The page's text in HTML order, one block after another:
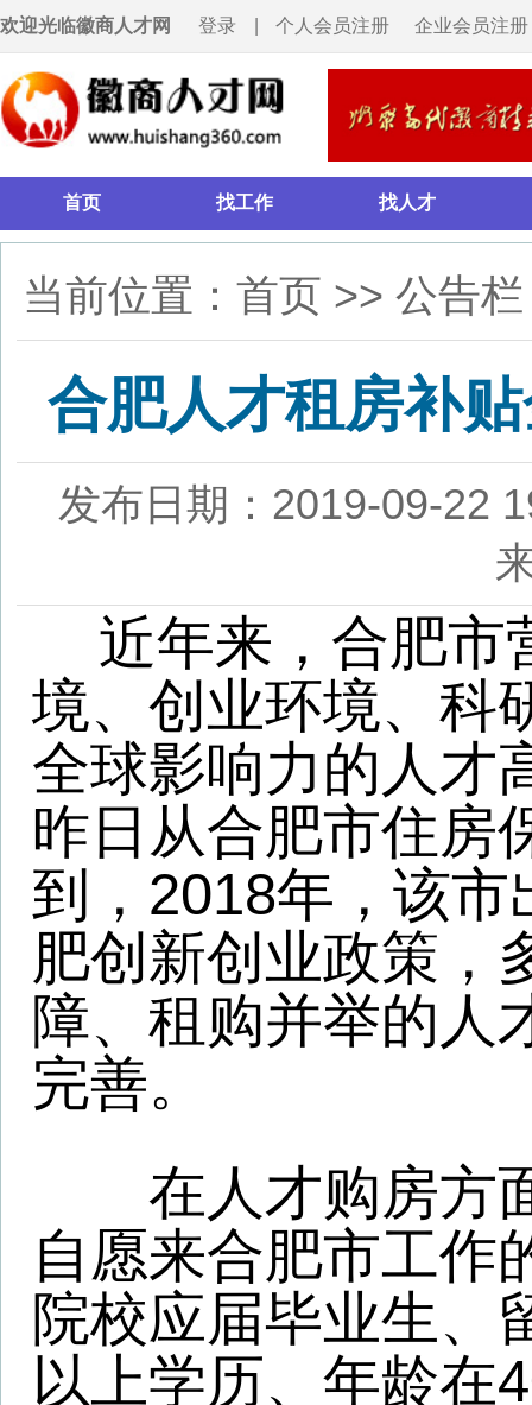
欢迎光临徽商人才网 登录 | 个人会员注册 企业会员注册
当前位置：首页>>公告栏>> 正文
合肥人才租房补贴金额
发布日期：2019-09-22 19:00
来源：
近年来，合肥市营造优
境、创业环境、科研环
全球影响力的人才高地
昨日从合肥市住房保障
到，2018年，该市出台
肥创新创业政策，多主
障、租购并举的人才住
完善。
在人才购房方面，根
自愿来合肥市工作的普
院校应届毕业生、留学
以上学历、年龄在40周
历、中级及以上专业技
(国家职业资格三级)及以
可以先行落户。上述人
落户后即可购买首套住
策实施以来，已有10000
政策在合肥市购买住房。